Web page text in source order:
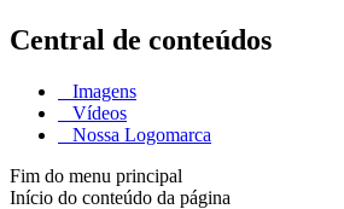
Central de conteúdos
Imagens
Vídeos
Nossa Logomarca
Fim do menu principal
Início do conteúdo da página